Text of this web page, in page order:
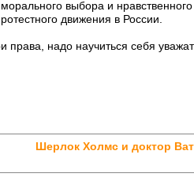
выбора и
движения в России.
права, надо научиться себя
Шерлок Холмс и доктор